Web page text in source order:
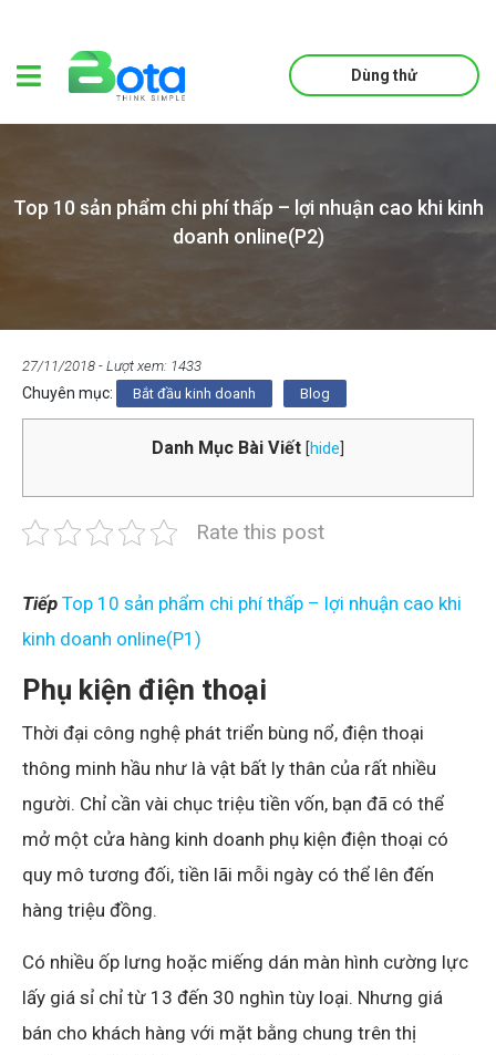
Dùng thử
Top 10 sản phẩm chi phí thấp – lợi nhuận cao khi kinh
doanh online(P2)
27/11/2018 - Lượt xem: 1433
Chuyên mục: Bắt đầu kinh doanh Blog
Danh Mục Bài Viết [hide
Rate this post
Tiếp Top 10 sản phẩm chi phí thấp – lợi nhuận cao khi
kinh doanh online(P1)
Phụ kiện điện thoại
Thời đại công nghệ phát triển bùng nổ, điện thoại
thông minh hầu như là vật bất ly thân của rất nhiều
người. Chỉ cần vài chục triệu tiền vốn, bạn đã có thể
mở một cửa hàng kinh doanh phụ kiện điện thoại có
quy mô tương đối, tiền lãi mỗi ngày có thể lên đến
hàng triệu đồng.
Có nhiều ốp lưng hoặc miếng dán màn hình cường lực
lấy giá sỉ chỉ từ 13 đến 30 nghìn tùy loại. Nhưng giá
bán cho khách hàng với mặt bằng chung trên thị